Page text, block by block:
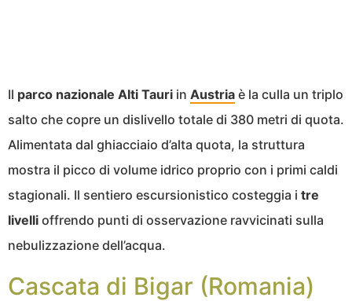
Il parco nazionale Alti Tauri in Austria è la culla un triplo
salto che copre un dislivello totale di 380 metri di quota.
Alimentata dal ghiacciaio d’alta quota, la struttura
mostra il picco di volume idrico proprio con i primi caldi
stagionali. Il sentiero escursionistico costeggia i tre
livelli offrendo punti di osservazione ravvicinati sulla
nebulizzazione dell’acqua.
Cascata di Bigar (Romania)